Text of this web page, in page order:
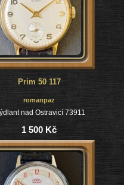
Prim 50 117
romanpaz
nad Ostravicí 73911
1 500 Kč